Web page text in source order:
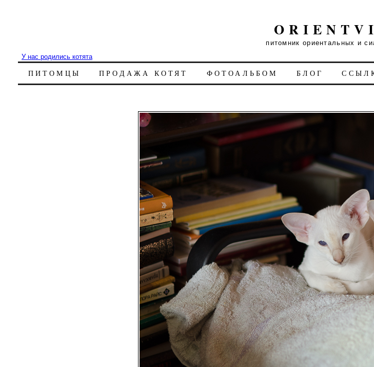
питомник ориентальных и
У нас родились котята
ПИТОМЦЫ ПРОДАЖА КОТЯТ ФОТОАЛЬБОМ БЛОГ